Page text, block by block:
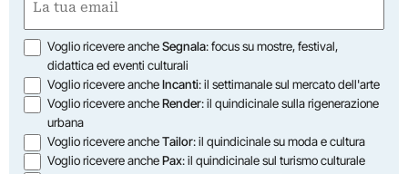
(Obbligatorio)
Opzioni
Voglio ricevere ancheSegnala: focus su mostre, festival,
didattica ed eventi culturali
Voglio ricevere ancheIncanti: il settimanale sul mercato dell'arte
Voglio ricevere ancheRender: il quindicinale sulla rigenerazione
urbana
Voglio ricevere ancheTailor: il quindicinale su moda e cultura
Voglio ricevere anchePax: il quindicinale sul turismo culturale